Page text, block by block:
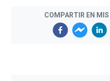
COMPARTIR EN MIS